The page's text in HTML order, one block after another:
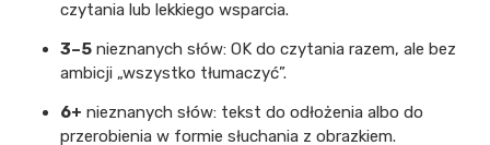
czytania lub lekkiego wsparcia.
3–5 nieznanych słów: OK do czytania razem, ale bez
ambicji „wszystko tłumaczyć”.
6+ nieznanych słów: tekst do odłożenia albo do
przerobienia w formie słuchania z obrazkiem.